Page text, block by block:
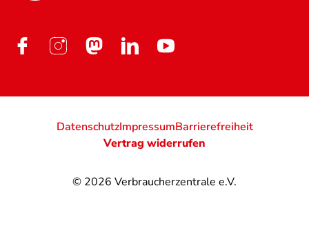
© 2026 Verbraucherzentrale e.V.
DatenschutzImpressumBarrierefreiheit
Vertrag widerrufen